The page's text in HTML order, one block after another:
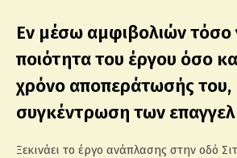
Εν μέσω αμφιβολιών τόσο
ποιότητα του έργου όσο
χρόνο αποπεράτωσής του,
συγκέντρωση των
Ξεκινάει το έργο ανάπλασης στην οδό